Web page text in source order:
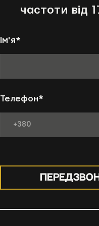
частоти від
Ім'я*
Телефон*